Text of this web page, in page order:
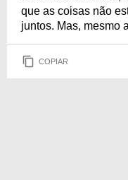
que as coisas não
juntos. Mas, mesmo
COPIAR